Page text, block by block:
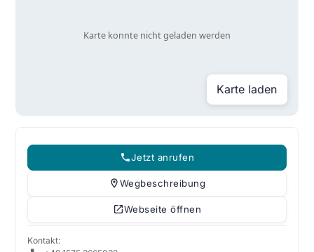
Karte laden
Jetzt anrufen
Wegbeschreibung
Webseite öffnen
Kontakt: